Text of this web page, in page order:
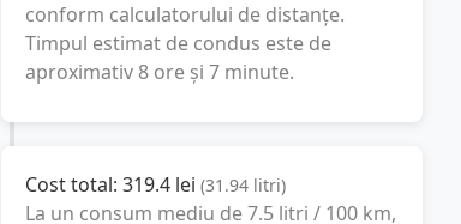
conform calculatorului de distanțe.
Timpul estimat de condus este de
aproximativ 8 ore și 7 minute.
Cost total: 319.4 lei (31.94 litri)
La un consum mediu de7.5 litri / 100 km,